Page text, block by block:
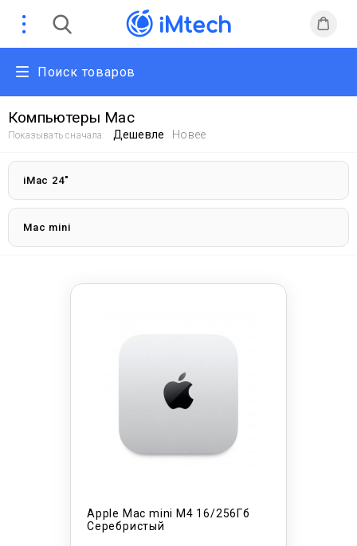
Поиск товаров
Компьютеры Mac
Показывать сначала: Дешевле Новее
iMac 24"
Mac mini
Apple Mac mini M4 16/256Гб
Серебристый